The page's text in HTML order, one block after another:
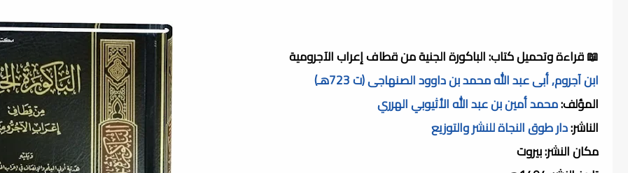
📖 قراءة وتحميل كتاب: الباكورة الجنية من قطاف إعراب الآجرومية
ابن آجروم, أبى عبد الله محمد بن داوود الصنهاجى (ت 723هـ)
المؤلف:محمد أمين بن عبد الله الأثيوبي الهرري
الناشر:دار طوق النجاة للنشر والتوزيع
مكان النشر: بيروت